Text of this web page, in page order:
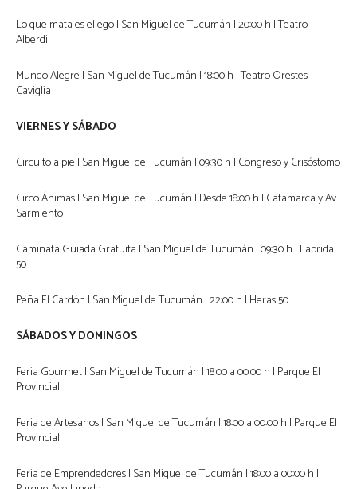
Lo que mata es el ego | San Miguel de Tucumán | 20:00 h | Teatro
Alberdi
Mundo Alegre | San Miguel de Tucumán | 18:00 h | Teatro Orestes
Caviglia
VIERNES Y SÁBADO
Circuito a pie | San Miguel de Tucumán | 09:30 h | Congreso y Crisóstomo
Circo Ánimas | San Miguel de Tucumán | Desde 18:00 h | Catamarca y Av.
Sarmiento
Caminata Guiada Gratuita | San Miguel de Tucumán | 09:30 h | Laprida
50
Peña El Cardón | San Miguel de Tucumán | 22:00 h | Heras 50
SÁBADOS Y DOMINGOS
Feria Gourmet | San Miguel de Tucumán | 18:00 a 00:00 h | Parque El
Provincial
Feria de Artesanos | San Miguel de Tucumán | 18:00 a 00:00 h | Parque El
Provincial
Feria de Emprendedores | San Miguel de Tucumán | 18:00 a 00:00 h |